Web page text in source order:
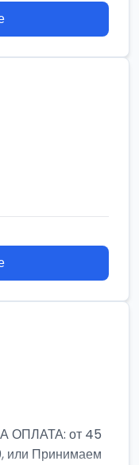
ОПЛАТА: от 45
или Принимаем